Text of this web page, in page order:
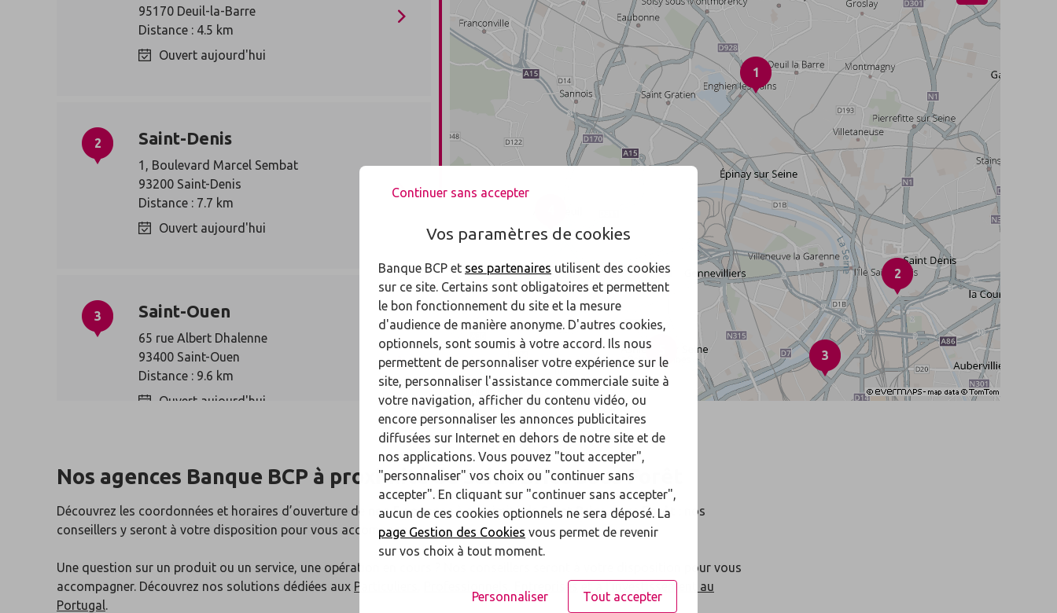
95170 Deuil-la-Barre
Distance : 4.5 km
Ouvert aujourd'hui
2 Saint-Denis
1, Boulevard Marcel Sembat
93200 Saint-Denis
Distance : 7.7 km
Ouvert aujourd'hui
3 Saint-Ouen
65 rue Albert Dhalenne
93400 Saint-Ouen
Distance : 9.6 km
Ouvert aujourd'hui
Argenteuil
83 bis rue Paul Vaillant Couturier
95100 Argenteuil
Fermée aujourd'hui
3
2
1
Nos agences Banque BCP à proximité deSaint Brice sous Forêt
Découvrez les coordonnées et horaires d’ouverture de nos 5 agences à proximité deSaint Brice sous Forêt
: nos
conseillers y seront à votre disposition pour vous accompagner.
Une question sur un produit ou un service, une opération en cours ? Nos conseillers seront à votre disposition pour vous
accompagner. Découvrez nos solutions dédiées aux Particuliers Entreprises
investissement au
Portugal.
Continuer sans accepter
Vos paramètres de cookies
Banque BCP et ses partenaires utilisent des cookies
sur ce site. Certains sont obligatoires et permettent
le bon fonctionnement du site et la mesure
d'audience de manière anonyme. D'autres cookies,
optionnels, sont soumis à votre accord. Ils nous
permettent de personnaliser votre expérience sur le
site, personnaliser l'assistance commerciale suite à
votre navigation, afficher du contenu vidéo, ou
encore personnaliser les annonces publicitaires
diffusées sur Internet en dehors de notre site et de
nos applications. Vous pouvez "tout accepter",
"personnaliser" vos choix ou "continuer sans
accepter". En cliquant sur "continuer sans accepter",
aucun de ces cookies optionnels ne sera déposé. La
page Gestion des Cookies vous permet de revenir
sur vos choix à tout moment.
Personnaliser Tout accepter